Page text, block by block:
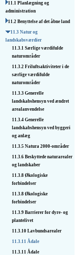
11.1 Planlægning og
administration
11.2 Benyttelse af det åbne land
11.3 Natur og
landskabsværdier
11.3.1 Særlige værdifulde
naturområder
11.3.2 Friluftsaktiviteter i de
særlige værdifulde
naturområder
11.3.3 Generelle
landskabshensyn ved ændret
arealanvendelse
11.3.4 Generelle
landskabshensyn ved byggeri
og anlæg
11.3.5 Natura 2000-områder
11.3.6 Beskyttede naturarealer
og landskaber
11.3.8 Økologiske
forbindelser
11.3.8 Økologiske
forbindelser
11.3.9 Barrierer for dyre- og
plantelivet
11.3.10 Lavbundsarealer
11.3.11 Ådale
11.3.11 Ådale